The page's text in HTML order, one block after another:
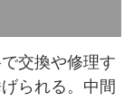
交換や修理す
られる。中間